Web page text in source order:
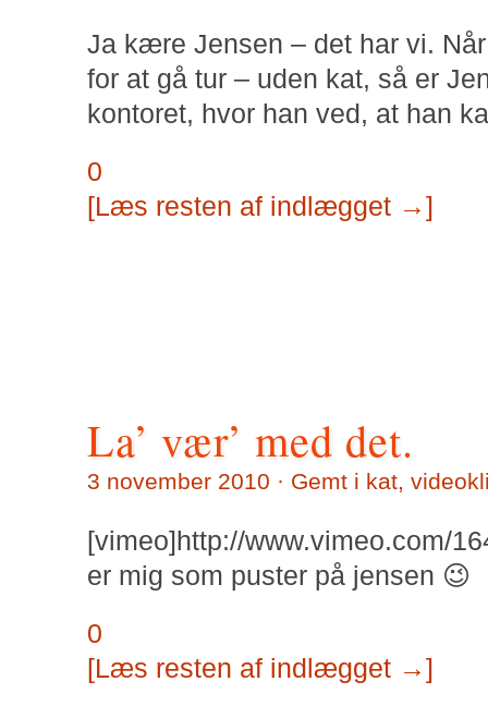
Ja kære Jensen – det har vi.
for at gå tur – uden kat, så er
kontoret, hvor han ved, at han
0
[Læs resten af indlægget →]
La’ vær’ med det.
3 november 2010 · Gemt i kat,
[vimeo]http://www.vimeo.com/
er mig som puster på jensen 😉
0
[Læs resten af indlægget →]